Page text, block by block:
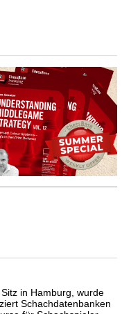
in Hamburg, wurde
Schachdatenbanken